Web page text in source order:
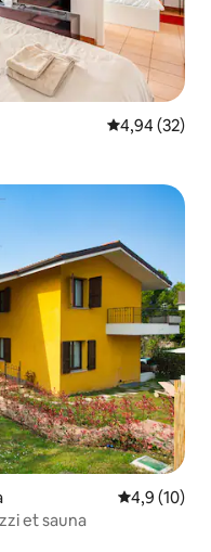
Note
4,94 (32)
Note
4,9 (10)
et sauna